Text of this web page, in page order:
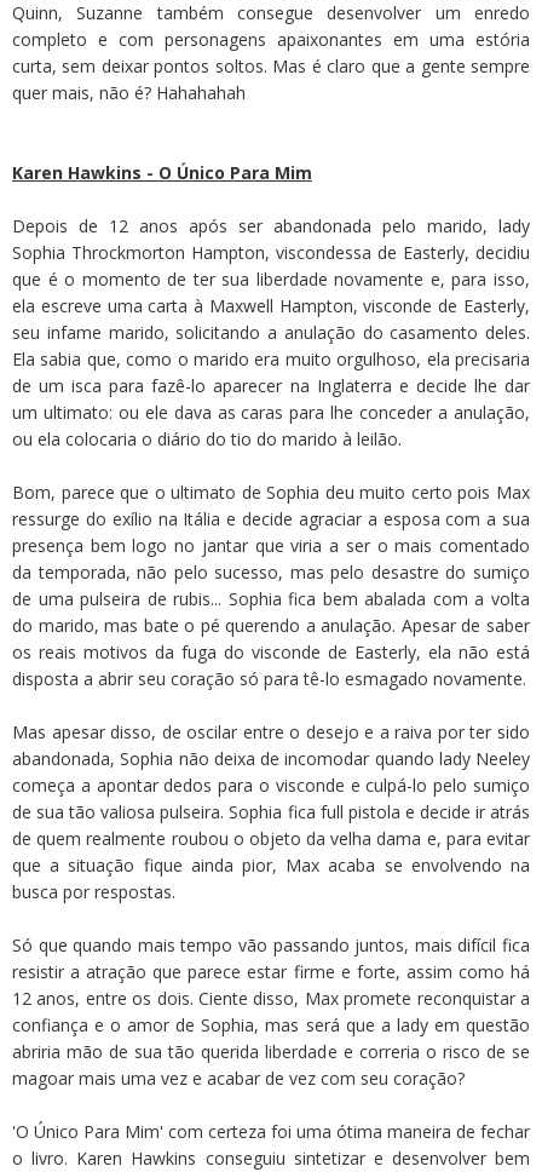
Quinn, Suzanne também consegue desenvolver um enredo
completo e com personagens apaixonantes em uma estória
curta, sem deixar pontos soltos. Mas é claro que a gente sempre
quer mais, não é? Hahahahah
Karen Hawkins - O Único Para Mim
Depois de 12 anos após ser abandonada pelo marido, lady
Sophia Throckmorton Hampton, viscondessa de Easterly, decidiu
que é o momento de ter sua liberdade novamente e, para isso,
ela escreve uma carta à Maxwell Hampton, visconde de Easterly,
seu infame marido, solicitando a anulação do casamento deles.
Ela sabia que, como o marido era muito orgulhoso, ela precisaria
de um isca para fazê-lo aparecer na Inglaterra e decide lhe dar
um ultimato: ou ele dava as caras para lhe conceder a anulação,
ou ela colocaria o diário do tio do marido à leilão.
Bom, parece que o ultimato de Sophia deu muito certo pois Max
ressurge do exílio na Itália e decide agraciar a esposa com a sua
presença bem logo no jantar que viria a ser o mais comentado
da temporada, não pelo sucesso, mas pelo desastre do sumiço
de uma pulseira de rubis... Sophia fica bem abalada com a volta
do marido, mas bate o pé querendo a anulação. Apesar de saber
os reais motivos da fuga do visconde de Easterly, ela não está
disposta a abrir seu coração só para tê-lo esmagado novamente.
Mas apesar disso, de oscilar entre o desejo e a raiva por ter sido
abandonada, Sophia não deixa de incomodar quando lady Neeley
começa a apontar dedos para o visconde e culpá-lo pelo sumiço
de sua tão valiosa pulseira. Sophia fica full pistola e decide ir atrás
de quem realmente roubou o objeto da velha dama e, para evitar
que a situação fique ainda pior, Max acaba se envolvendo na
busca por respostas.
Só que quando mais tempo vão passando juntos, mais difícil fica
resistir a atração que parece estar firme e forte, assim como há
12 anos, entre os dois. Ciente disso, Max promete reconquistar a
confiança e o amor de Sophia, mas será que a lady em questão
abriria mão de sua tão querida liberdade e correria o risco de se
magoar mais uma vez e acabar de vez com seu coração?
'O Único Para Mim' com certeza foi uma ótima maneira de fechar
o livro. Karen Hawkins conseguiu sintetizar e desenvolver bem